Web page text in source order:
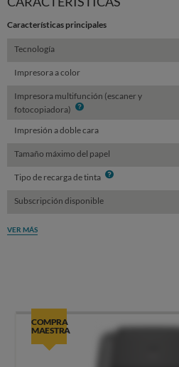
Características principales
Tecnología
Impresora a color
Impresora multifunción (escaner y
fotocopiadora) Info
Impresión a doble cara
Tamaño máximo del papel
Tipo de recarga de tinta Info
Subscripción disponible
VER MÁS
COMPRA
MAESTRA